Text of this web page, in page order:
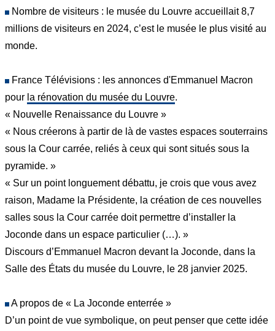
Nombre de visiteurs : le musée du Louvre accueillait 8,7
millions de visiteurs en 2024, c’est le musée le plus visité au
monde.
France Télévisions : les annonces d'Emmanuel Macron
pour la rénovation du musée du Louvre.
« Nouvelle Renaissance du Louvre »
« Nous créerons à partir de là de vastes espaces souterrains
sous la Cour carrée, reliés à ceux qui sont situés sous la
pyramide. »
« Sur un point longuement débattu, je crois que vous avez
raison, Madame la Présidente, la création de ces nouvelles
salles sous la Cour carrée doit permettre d’installer la
Joconde dans un espace particulier (…). »
Discours d’Emmanuel Macron devant la Joconde, dans la
Salle des États du musée du Louvre, le 28 janvier 2025.
A propos de « La Joconde enterrée »
D’un point de vue symbolique, on peut penser que cette idée